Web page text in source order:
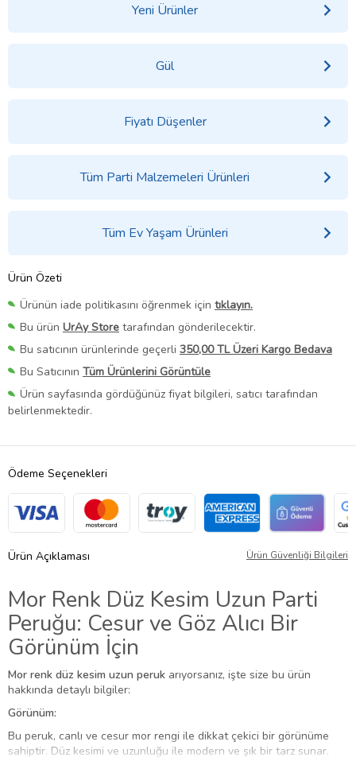
Yeni Ürünler
Gül
Fiyatı Düşenler
Tüm Parti Malzemeleri Ürünleri
Tüm Ev Yaşam Ürünleri
Ürün Özeti
Ürünün iade politikasını öğrenmek için tıklayın.
Bu ürün UrAy Store tarafından gönderilecektir.
Bu satıcının ürünlerinde geçerli 350,00 TL Üzeri Kargo Bedava
Bu Satıcının Tüm Ürünlerini Görüntüle
Ürün sayfasında gördüğünüz fiyat bilgileri, satıcı tarafından
belirlenmektedir.
Ödeme Seçenekleri
Ürün Açıklaması Ürün Güvenliği Bilgileri
Mor Renk Düz Kesim Uzun Parti
Peruğu: Cesur ve Göz Alıcı Bir
Görünüm İçin
Mor renk düz kesim uzun peruk arıyorsanız, işte size bu ürün
hakkında detaylı bilgiler:
Görünüm:
Bu peruk, canlı ve cesur mor rengi ile dikkat çekici bir görünüme
sahiptir. Düz kesimi ve uzunluğu ile modern ve şık bir tarz sunar.